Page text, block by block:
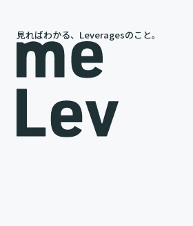
見ればわかる、Leveragesのこと。
槻が語る、レバレジーズの今
代表インタビュー
2026.07.09